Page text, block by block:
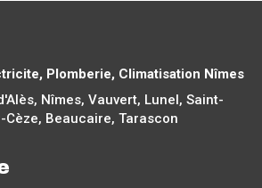
Plomberie, Climatisation Nîmes
Nîmes, Vauvert, Lunel, Saint-
Beaucaire, Tarascon